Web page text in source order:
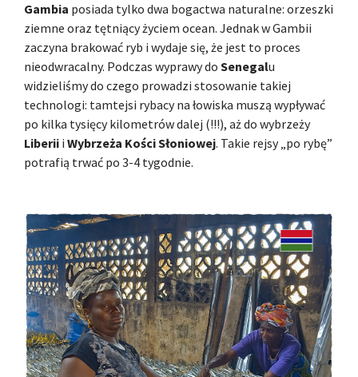
Gambia posiada tylko dwa bogactwa naturalne: orzeszki
ziemne oraz tętniący życiem ocean. Jednak w Gambii
zaczyna brakować ryb i wydaje się, że jest to proces
nieodwracalny. Podczas wyprawy do Senegalu
widzieliśmy do czego prowadzi stosowanie takiej
technologi: tamtejsi rybacy na łowiska muszą wypływać
po kilka tysięcy kilometrów dalej (!!!), aż do wybrzeży
Liberii i Wybrzeża Kości Słoniowej. Takie rejsy „po rybę”
potrafią trwać po 3-4 tygodnie.